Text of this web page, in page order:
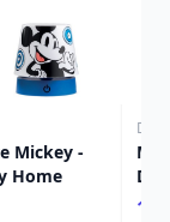
Mickey -
Home